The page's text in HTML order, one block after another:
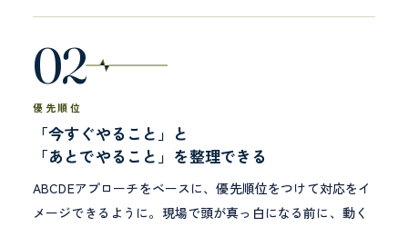
02
優先順位
「今すぐやること」と
「あとでやること」を整理できる
ABCDEアプローチをベースに、優先順位をつけて対応をイ
メージできるように。現場で頭が真っ白になる前に、動く